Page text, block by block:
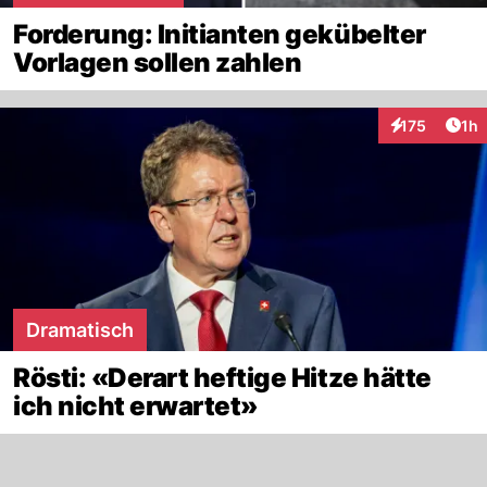
Forderung: Initianten gekübelter
Vorlagen sollen zahlen
175
Interaktionen
1h
Dramatisch
Rösti: «Derart heftige Hitze hätte
ich nicht erwartet»